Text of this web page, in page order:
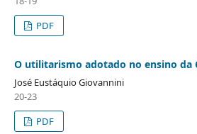
PDF
O utilitarismo adotado no ensino da
José Eustáquio Giovannini
20-23
PDF